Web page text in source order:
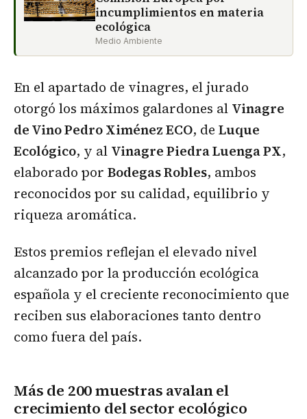
incumplimientos en materia
ecológica
Medio Ambiente
En el apartado de vinagres, el jurado
otorgó los máximos galardones al Vinagre
de Vino Pedro Ximénez ECO, de Luque
Ecológico, y al Vinagre Piedra Luenga PX,
elaborado por Bodegas Robles, ambos
reconocidos por su calidad, equilibrio y
riqueza aromática.
Estos premios reflejan el elevado nivel
alcanzado por la producción ecológica
española y el creciente reconocimiento que
reciben sus elaboraciones tanto dentro
como fuera del país.
Más de 200 muestras avalan el
crecimiento del sector ecológico